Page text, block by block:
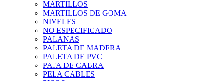
MARTILLOS
MARTILLOS DE GOMA
NIVELES
NO ESPECIFICADO
PALANAS
PALETA DE MADERA
PALETA DE PVC
PATA DE CABRA
PELA CABLES